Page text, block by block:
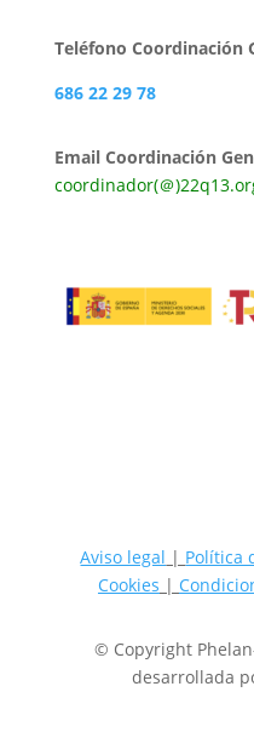
Teléfono Coordinación
686 22 29 78
Email Coordinación
coordinador(＠
Aviso legal | Política
Cookies |
© Copyright
desarrollada